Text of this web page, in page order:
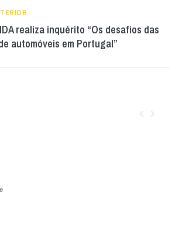
realiza inquérito “Os desafios das
automóveis em Portugal”